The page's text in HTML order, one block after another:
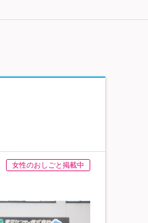
女性のおしごと掲載中